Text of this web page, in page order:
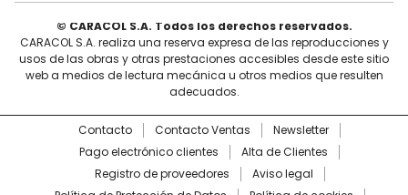
© CARACOL S.A. Todos los derechos reservados.
CARACOL S.A. realiza una reserva expresa de las reproducciones y
usos de las obras y otras prestaciones accesibles desde este sitio
web a medios de lectura mecánica u otros medios que resulten
adecuados.
Contacto Contacto Ventas
Newsletter
Pago electrónico clientes
Alta de Clientes
Registro de proveedores
Aviso legal